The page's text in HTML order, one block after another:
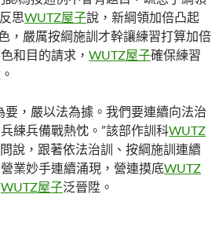
思WUTZ屋子說，新綱領加倍凸起
，嚴厲按綱施訓才幹讓練習打算加倍
和目的請求， WUTZ屋子確保練習
要，嚴以法為據。我們要連續向法治
練兵備戰熱忱。”該部作訓科WUTZ
說，跟著依法治訓、按綱施訓連續
業妙手連續涌現，營連摸底WUTZ
WUTZ屋子泛晉陞。